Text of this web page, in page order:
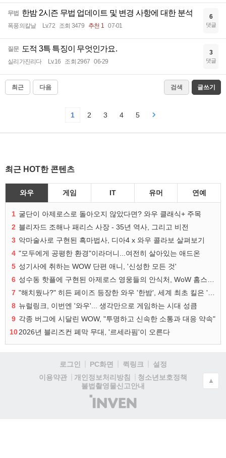
무법 한밤 2시즌 무법 업데이트 및 변경 사항에 대한 분석
폭풍의칼날 Lv.72 조회 3479 추천 1 07-01
6
댓글
질문 도적 3특 특징이 무엇인가요.
실리가진리다 Lv.16 조회 2967 06-29
3
댓글
최근 다음 검색 글쓰기
1 2 3 4 5
최근 HOT한 콘텐츠
와우 게임 IT 유머 연예
1 굴단이 아제로스로 돌아오지 않았다면? 와우 클래식+ 주목
2 블리자드 조해나 패리스 사장 - 35년 역사, 그리고 비전
3 악마술사로 구현된 흑마법사, 디아4 x 와우 콜라보 살펴보기
4 "모두에게 공평한 환경"이라더니...여전히 살아있는 애드온
5 성기사에 취하는 WOW 단편 애니, '신성한 모든 것'
6
7
8 뉴럴링크, 이번엔 '와우'... 생각만으로 게임하는 시대 성큼
9 각종 버그에 시달린 WOW, "투명하고 신속한 소통과 대응 약속"
102026년 블리즈컨 폐막 무대, '르세라핌'이 오른다
로그인 PC화면 퀵링크
설정
이용약관
개인정보처리방침
청소년보호정책
불법촬영물신고안내
(주)
인
▲